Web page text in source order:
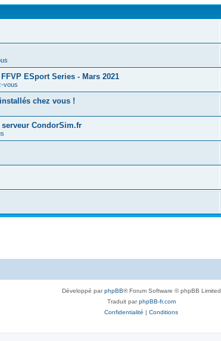
ESport Series - Mars 2021
vous
chez vous !
CondorSim.fr
Développé parphpBB® Forum Software © phpBB Limited
Traduit parphpBB-fr.com
Confidentialité | Conditions